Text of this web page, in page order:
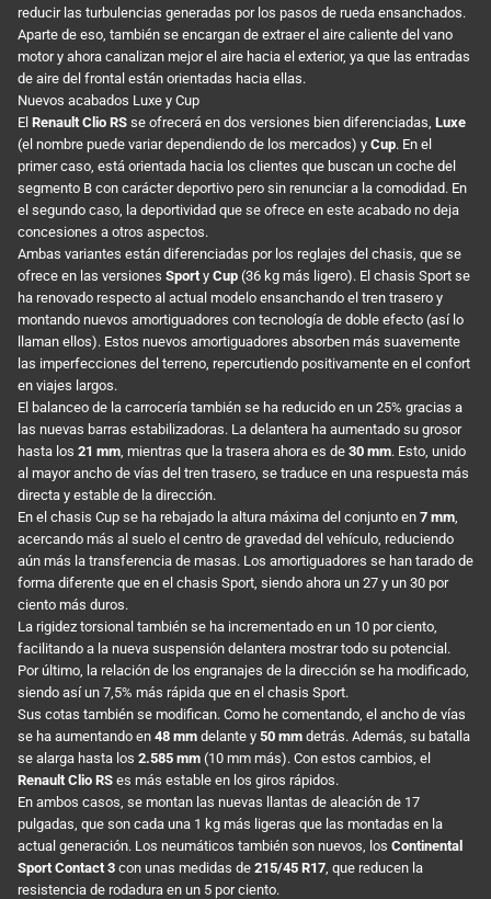
reducir las turbulencias generadas por los pasos de rueda ensanchados.
Aparte de eso, también se encargan de extraer el aire caliente del vano
motor y ahora canalizan mejor el aire hacia el exterior, ya que las entradas
de aire del frontal están orientadas hacia ellas.
Nuevos acabados Luxe y Cup
El Renault Clio RS se ofrecerá en dos versiones bien diferenciadas, Luxe
(el nombre puede variar dependiendo de los mercados) y Cup. En el
primer caso, está orientada hacia los clientes que buscan un coche del
segmento B con carácter deportivo pero sin renunciar a la comodidad. En
el segundo caso, la deportividad que se ofrece en este acabado no deja
concesiones a otros aspectos.
Ambas variantes están diferenciadas por los reglajes del chasis, que se
ofrece en las versiones Sport y Cup (36 kg más ligero). El chasis Sport se
ha renovado respecto al actual modelo ensanchando el tren trasero y
montando nuevos amortiguadores con tecnología de doble efecto (así lo
llaman ellos). Estos nuevos amortiguadores absorben más suavemente
las imperfecciones del terreno, repercutiendo positivamente en el confort
en viajes largos.
El balanceo de la carrocería también se ha reducido en un 25% gracias a
las nuevas barras estabilizadoras. La delantera ha aumentado su grosor
hasta los 21 mm , mientras que la trasera ahora es de 30 mm. Esto, unido
al mayor ancho de vías del tren trasero, se traduce en una respuesta más
directa y estable de la dirección.
En el chasis Cup se ha rebajado la altura máxima del conjunto en 7 mm
acercando más al suelo el centro de gravedad del vehículo, reduciendo
aún más la transferencia de masas. Los amortiguadores se han tarado de
forma diferente que en el chasis Sport, siendo ahora un 27 y un 30 por
ciento más duros.
La rigidez torsional también se ha incrementado en un 10 por ciento,
facilitando a la nueva suspensión delantera mostrar todo su potencial.
Por último, la relación de los engranajes de la dirección se ha modificado,
siendo así un 7,5% más rápida que en el chasis Sport.
Sus cotas también se modifican. Como he comentando, el ancho de vías
se ha aumentando en 48 mm delante y 50 mm detrás. Además, su batalla
se alarga hasta los 2.585 mm (10 mm más). Con estos cambios, el
Renault Clio RS es más estable en los giros rápidos.
En ambos casos, se montan las nuevas llantas de aleación de 17
pulgadas, que son cada una 1 kg más ligeras que las montadas en la
actual generación. Los neumáticos también son nuevos, los Continental
Sport Contact 3 con unas medidas de 215/45 R17 , que reducen la
resistencia de rodadura en un 5 por ciento.